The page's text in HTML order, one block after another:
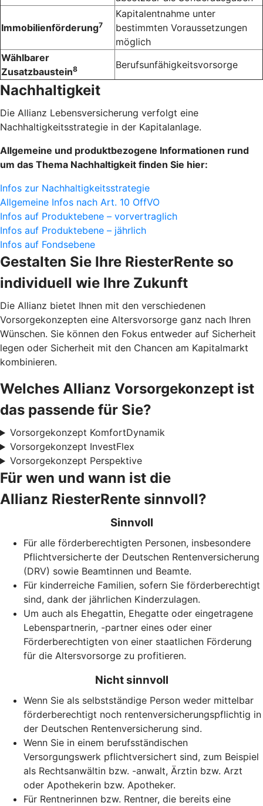
Immobilienförderung7
Kapitalentnahme unter
bestimmten Voraussetzungen
möglich
Wählbarer
Zusatzbaustein8 Berufsunfähigkeitsvorsorge
Nachhaltigkeit
Die Allianz Lebensversicherung verfolgt eine
Nachhaltigkeitsstrategie in der Kapitalanlage.
Allgemeine und produktbezogene Informationen rund
um das Thema Nachhaltigkeit finden Sie hier:
Infos zur Nachhaltigkeitsstrategie
Allgemeine Infos nach Art. 10 OffVO
Infos auf Produktebene – vorvertraglich
Infos auf Produktebene – jährlich
Infos auf Fondsebene
Gestalten Sie Ihre RiesterRente so
individuell wie Ihre Zukunft
Die Allianz bietet Ihnen mit den verschiedenen
Vorsorgekonzepten eine Altersvorsorge ganz nach Ihren
Wünschen. Sie können den Fokus entweder auf Sicherheit
legen oder Sicherheit mit den Chancen am Kapitalmarkt
kombinieren.
Welches Allianz Vorsorgekonzept ist
das passende für Sie?
Vorsorgekonzept KomfortDynamik
Vorsorgekonzept InvestFlex
Vorsorgekonzept Perspektive
Für wen und wann ist die
Allianz RiesterRente sinnvoll?
Sinnvoll
Für alle förderberechtigten Personen, insbesondere
Pflichtversicherte der Deutschen Rentenversicherung
(DRV) sowie Beamtinnen und Beamte.
Für kinderreiche Familien, sofern Sie förderberechtigt
sind, dank der jährlichen Kinderzulagen.
Um auch als Ehegattin, Ehegatte oder eingetragene
Lebenspartnerin, -partner eines oder einer
Förderberechtigten von einer staatlichen Förderung
für die Altersvorsorge zu profitieren.
Nicht sinnvoll
Wenn Sie als selbstständige Person weder mittelbar
förderberechtigt noch rentenversicherungspflichtig in
der Deutschen Rentenversicherung sind.
Wenn Sie in einem berufsständischen
Versorgungswerk pflichtversichert sind, zum Beispiel
als Rechtsanwältin bzw. -anwalt, Ärztin bzw. Arzt
oder Apothekerin bzw. Apotheker.
Für Rentnerinnen bzw. Rentner, die bereits eine